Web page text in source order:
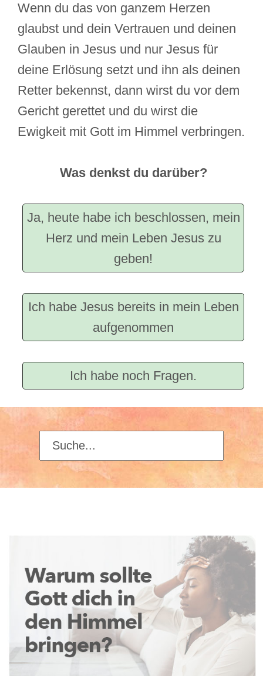
Wenn du das von ganzem Herzen
glaubst und dein Vertrauen und deinen
Glauben in Jesus und nur Jesus für
deine Erlösung setzt und ihn als deinen
Retter bekennst, dann wirst du vor dem
Gericht gerettet und du wirst die
Ewigkeit mit Gott im Himmel verbringen.
Was denkst du darüber?
Ja, heute habe ich beschlossen, mein
Herz und mein Leben Jesus zu
geben!
Ich habe Jesus bereits in mein Leben
aufgenommen
Ich habe noch Fragen.